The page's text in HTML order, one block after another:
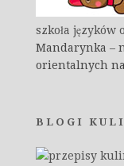
szkoła
Mandarynka –
orientalnych
BLOGI